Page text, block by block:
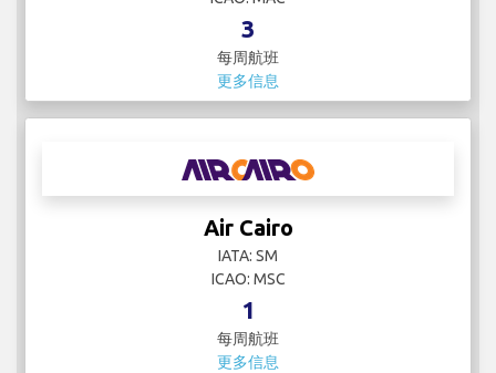
3
每周航班
更多信息
Air Cairo
IATA: SM
ICAO: MSC
1
每周航班
更多信息